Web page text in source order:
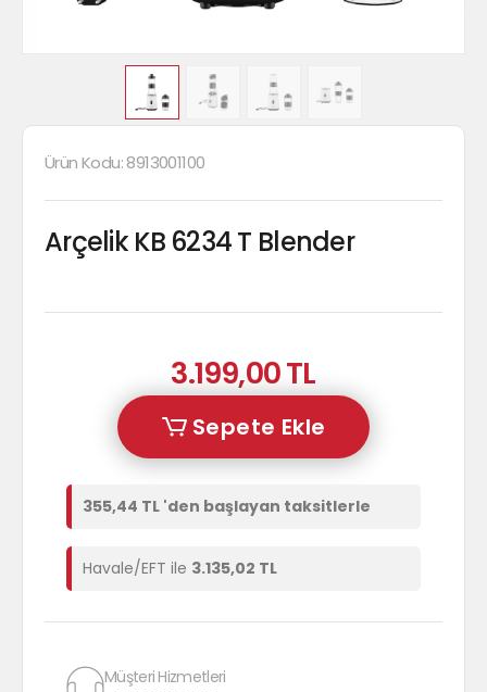
Ürün Kodu:8913001100
Arçelik KB 6234 T Blender
3.199,00 TL
Sepete Ekle
355,44 TL 'den başlayan taksitlerle
Havale/EFT ile 3.135,02 TL
Müşteri Hizmetleri